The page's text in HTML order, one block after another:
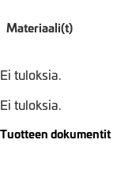
Materiaali(t)
Ei tuloksia.
Ei tuloksia.
Tuotteen dokumentit